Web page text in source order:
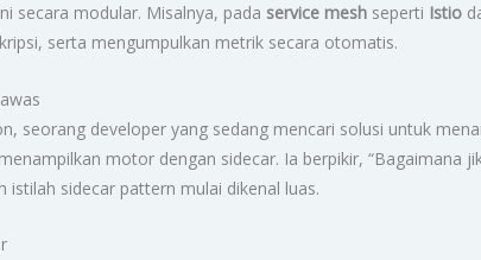
secara modular. Misalnya, pada service mesh seperti Istio
serta mengumpulkan metrik secara otomatis.
seorang developer yang sedang mencari solusi untuk
motor dengan sidecar. Ia berpikir, “Bagaimana
istilah sidecar pattern mulai dikenal luas.